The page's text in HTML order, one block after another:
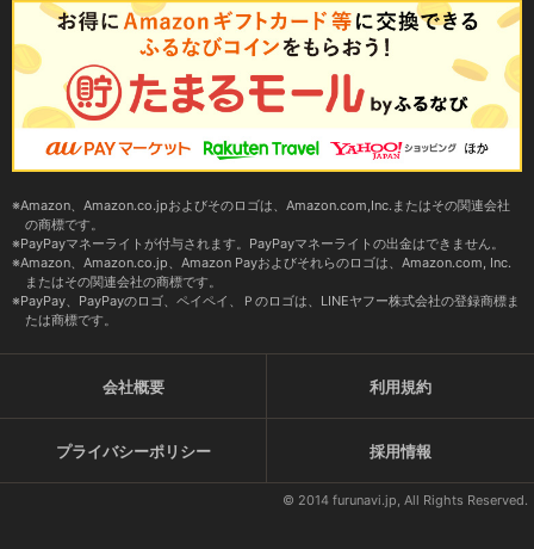
Amazon、Amazon.co.jpおよびそのロゴは、Amazon.com,Inc.またはその関連会社
の商標です。
PayPayマネーライトが付与されます。PayPayマネーライトの出金はできません。
Amazon、Amazon.co.jp、Amazon Payおよびそれらのロゴは、Amazon.com, Inc.
またはその関連会社の商標です。
PayPay、PayPayのロゴ、ペイペイ、Ｐのロゴは、LINEヤフー株式会社の登録商標ま
たは商標です。
会社概要 利用規約
プライバシーポリシー 採用情報
© 2014 furunavi.jp, All Rights Reserved.